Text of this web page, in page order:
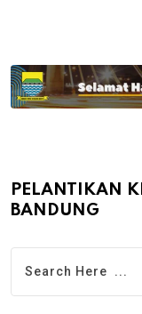
PELANTIKAN
BANDUNG